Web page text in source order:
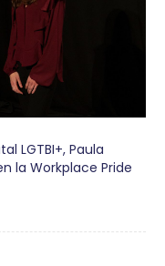
LGTBI+, Paula
la Workplace Pride